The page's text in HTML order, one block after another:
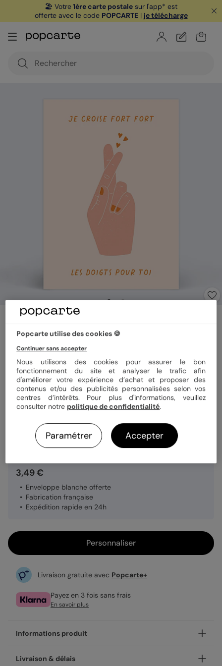
🏖️ Votre1ère carte postale sur l'app* est
offerte avec le code POPCARTE| je télécharge
Carte amitié
Format 12x17 cm
Papier Papier Satiné pelliculé
Quantité 1 carte
3,49 €
Enveloppe blanche offerte
Fabrication française
Expédition rapide en 24h
Personnaliser
Livraison gratuite avec Popcarte+
Payez en 3 fois sans frais
En savoir plus
Informations produit
Personnalisez votre carte correspondance Croisons les
Livraison & délais
Popcarte utilise des cookies 🍪
Continuer sans accepter
Nous utilisons des cookies pour assurer le bon
fonctionnement du site et analyser le trafic afin
d'améliorer votre expérience d’achat et proposer des
contenus et/ou des publicités personnalisées selon vos
centres d’intérêts. Pour plus d'informations, veuillez
consulter notre politique de confidentialité.
Paramétrer Accepter